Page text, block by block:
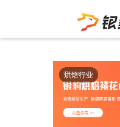
烘焙行业